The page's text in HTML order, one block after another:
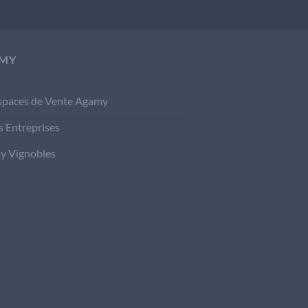
de Vente Agamy
Entreprises
Vignobles